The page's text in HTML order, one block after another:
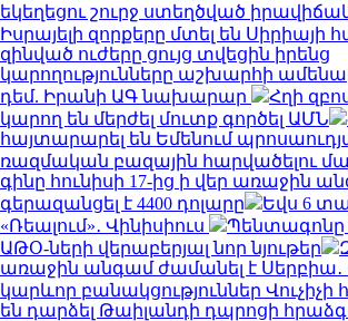
եկեղեցու շուրջ ստեղծված
Իսրայելի զորքերը մտել են Սիրիայի
զինված ուժերը ցույց տվեցին իրենց
կարողությունները աշխարհի
դեմ. Իրանի ԱԳ նախարար
Հղի
կարող են մերժել մուտք գործել ԱՄՆ
հայտարարել են Եմենում
ռազմական բազային հարվածելու
գինը հունիսի 17-ից ի վեր առաջին
գերազանցել է 4400 դոլարը
Եվս 6
«Ռեալում»․ Վինիսիուս
Պենտագոնը
ԱԹՕ-ների վերաբերյալ նոր նյութեր
առաջին անգամ ժամանել է Սերբիա․
կարևոր բանակցություններ Վուչիչի
են դարձել Թաիլանդի դպրոցի